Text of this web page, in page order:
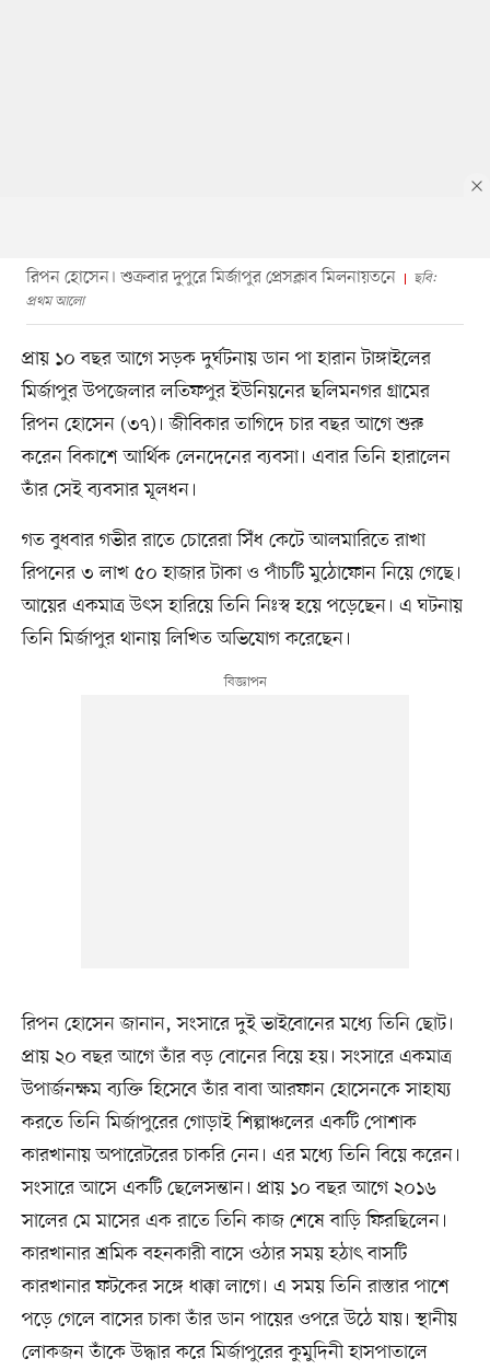
রিপন হোসেন। শুক্রবার দুপুরে মির্জাপুর প্রেসক্লাব মিলনায়তনে
ছবি:
প্রথম আলো
প্রায় ১০ বছর আগে সড়ক দুর্ঘটনায় ডান পা হারান টাঙ্গাইলের
মির্জাপুর উপজেলার লতিফপুর ইউনিয়নের ছলিমনগর গ্রামের
রিপন হোসেন (৩৭)। জীবিকার তাগিদে চার বছর আগে শুরু
করেন বিকাশে আর্থিক লেনদেনের ব্যবসা। এবার তিনি হারালেন
তাঁর সেই ব্যবসার মূলধন।
গত বুধবার গভীর রাতে চোরেরা সিঁধ কেটে আলমারিতে রাখা
রিপনের ৩ লাখ ৫০ হাজার টাকা ও পাঁচটি মুঠোফোন নিয়ে গেছে।
আয়ের একমাত্র উৎস হারিয়ে তিনি নিঃস্ব হয়ে পড়েছেন। এ ঘটনায়
তিনি মির্জাপুর থানায় লিখিত অভিযোগ করেছেন।
রিপন হোসেন জানান, সংসারে দুই ভাইবোনের মধ্যে তিনি ছোট।
প্রায় ২০ বছর আগে তাঁর বড় বোনের বিয়ে হয়। সংসারে একমাত্র
উপার্জনক্ষম ব্যক্তি হিসেবে তাঁর বাবা আরফান হোসেনকে সাহায্য
করতে তিনি মির্জাপুরের গোড়াই শিল্পাঞ্চলের একটি পোশাক
কারখানায় অপারেটরের চাকরি নেন। এর মধ্যে তিনি বিয়ে করেন।
সংসারে আসে একটি ছেলেসন্তান। প্রায় ১০ বছর আগে ২০১৬
সালের মে মাসের এক রাতে তিনি কাজ শেষে বাড়ি ফিরছিলেন।
কারখানার শ্রমিক বহনকারী বাসে ওঠার সময় হঠাৎ বাসটি
কারখানার ফটকের সঙ্গে ধাক্কা লাগে। এ সময় তিনি রাস্তার পাশে
পড়ে গেলে বাসের চাকা তাঁর ডান পায়ের ওপরে উঠে যায়। স্থানীয়
লোকজন তাঁকে উদ্ধার করে মির্জাপুরের কুমুদিনী হাসপাতালে